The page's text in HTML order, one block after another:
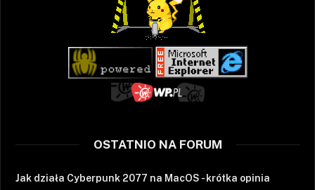
OSTATNIO NA FORUM
Jak działa Cyberpunk 2077 na MacOS - krótka opinia